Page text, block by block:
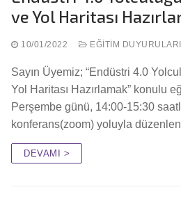
ve Yol Haritası
10/01/2022 EĞITIM DUYURULARI
Sayın Üyemiz; “Endüstri 4.0
Yol Haritası Hazırlamak” konulu
Perşembe günü, 14:00-15:30
konferans(zoom) yoluyla
DEVAMI >